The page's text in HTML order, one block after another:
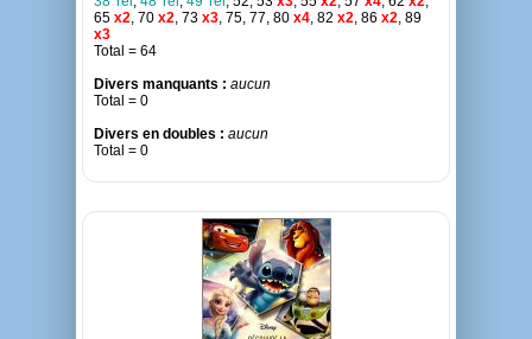
65 x2, 70 x2, 73 x3, 75, 77, 80 x4, 82 x2, 86 x2, 89
x3
Total = 64
Divers manquants : aucun
Total = 0
Divers en doubles : aucun
Total = 0